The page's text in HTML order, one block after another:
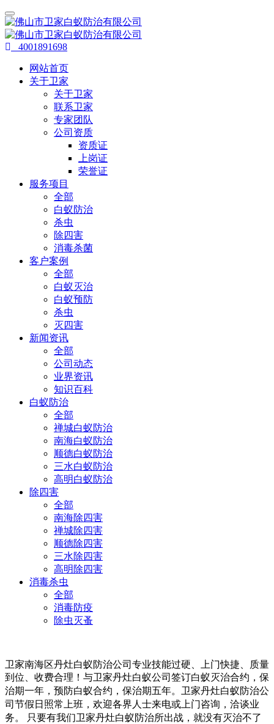
4001891698
网站首页
关于卫家
关于卫家
联系卫家
专家团队
公司资质
资质证
上岗证
荣誉证
服务项目
全部
白蚁防治
杀虫
除四害
消毒杀菌
客户案例
全部
白蚁灭治
白蚁预防
杀虫
灭四害
新闻资讯
全部
公司动态
业界资讯
知识百科
白蚁防治
全部
禅城白蚁防治
南海白蚁防治
顺德白蚁防治
三水白蚁防治
高明白蚁防治
除四害
全部
南海除四害
禅城除四害
顺德除四害
三水除四害
高明除四害
消毒杀虫
全部
消毒防疫
除虫灭蚤
卫家南海区丹灶白蚁防治公司 专业技能过硬、上门快捷、质量
到位、收费合理！与卫家丹灶白蚁公司签订白蚁灭治合约，保
治期一年，预防白蚁合约，保治期五年。卫家丹灶白蚁防治公
司 节假日照常上班，欢迎各界人士来电或上门咨询，洽谈业
务。 只要有我们卫家丹灶白蚁防治所出战，就没有灭治不了